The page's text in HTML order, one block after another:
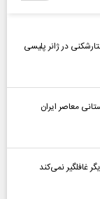
در ژانر پلیسی
معاصر ایران
نمی‌کند